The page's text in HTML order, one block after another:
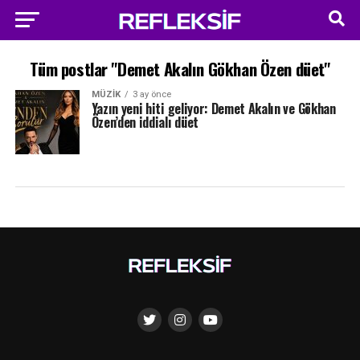
Tüm postlar "Demet Akalın Gökhan Özen düet"
MÜZIK 3 ay önce
Yazın yeni hiti geliyor: Demet Akalın ve Gökhan
Özen’den iddialı düet